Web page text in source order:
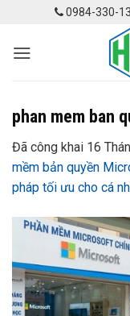
content
0984-330-
phan mem ban
Đã công khai 16
mềm bản quyền
pháp tối ưu cho cá